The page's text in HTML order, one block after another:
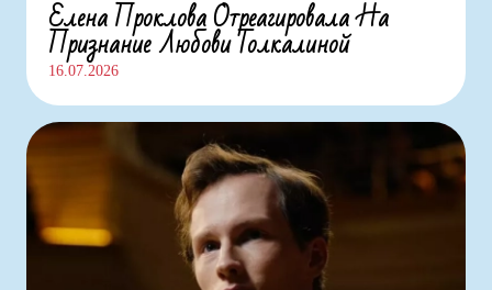
Елена Проклова Отреагировала На
Признание Любови Толкалиной
16.07.2026